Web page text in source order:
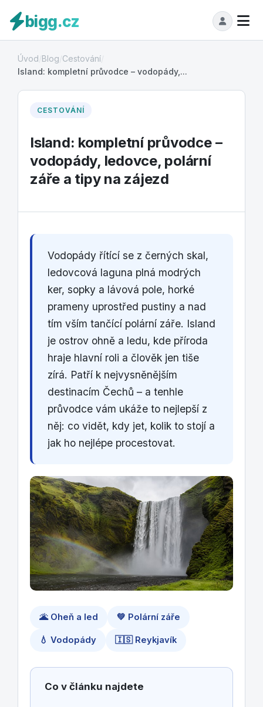
bigg.cz
Úvod Blog Cestování
Island: kompletní průvodce – vodopády,...
CESTOVÁNÍ
Island: kompletní průvodce –
vodopády, ledovce, polární
záře a tipy na zájezd
Vodopády řítící se z černých skal,
ledovcová laguna plná modrých
ker, sopky a lávová pole, horké
prameny uprostřed pustiny a nad
tím vším tančící polární záře. Island
je ostrov ohně a ledu, kde příroda
hraje hlavní roli a člověk jen tiše
zírá. Patří k nejvysněnějším
destinacím Čechů – a tenhle
průvodce vám ukáže to nejlepší z
něj: co vidět, kdy jet, kolik to stojí a
jak ho nejlépe procestovat.
🌋 Oheň a led 💚 Polární záře
💧 Vodopády 🇮🇸 Reykjavík
Co v článku najdete